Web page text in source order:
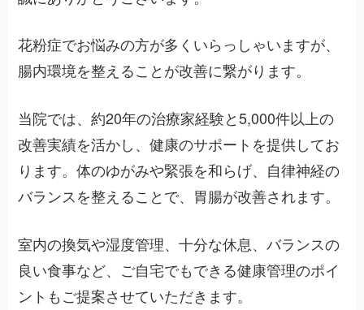
花粉症でお悩みの方が多くいらっしゃいますが、
腸内環境を整えることが改善に繋がります。
当院では、約20年の治療家経験と5,000件以上の
改善実績を活かし、健康のサポートを提供してお
ります。体のゆがみや緊張を和らげ、自律神経の
バランスを整えることで、胃腸が改善されます。
室内の換気や湿度管理、十分な休息、バランスの
良い食事など、ご自宅でもできる健康管理のポイ
ントもご提案させていただきます。